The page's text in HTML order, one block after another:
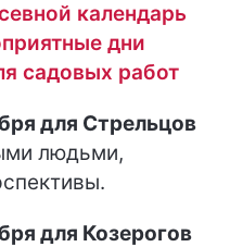
календарь
дни
садовых работ
для Стрельцов
людьми,
для Козерогов